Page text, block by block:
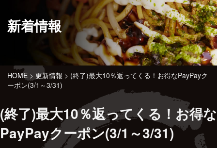
(終了)最大10％返ってくる！お
得なPayPayクーポン(3/1～
3/31)|偶
お得情報
求人情報
お問い合せ
新着情報
HOME > 更新情報 > (終了)最大10％返ってくる！お得なPayPayク
ーポン(3/1～3/31)
(終了)最大10％返ってくる！お得な
PayPayクーポン(3/1～3/31)